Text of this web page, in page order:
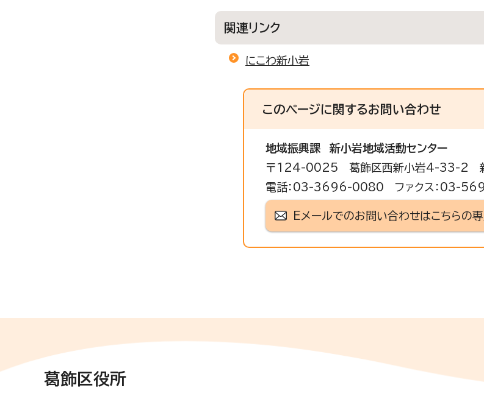
関連リンク
にこわ新小岩
このページに関するお問い合わせ
地域振興課
新小岩地域活動センター
〒124-0025 葛飾区西新小岩4-33-2 新
電話：03-3696-0080 ファクス：03-
Eメールでのお問い合わせはこちらの専
葛飾区役所